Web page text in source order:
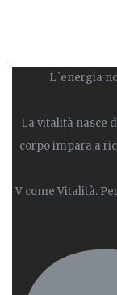
L`energia
La vitalità nasce
corpo impara a
V come Vitalità.